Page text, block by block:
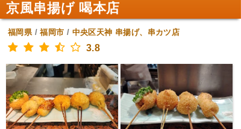
京風串揚げ 喝本店
福岡県/福岡市 / 中央区天神 串揚げ、串カツ店
3.8